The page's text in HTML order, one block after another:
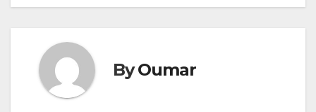
ByOumar